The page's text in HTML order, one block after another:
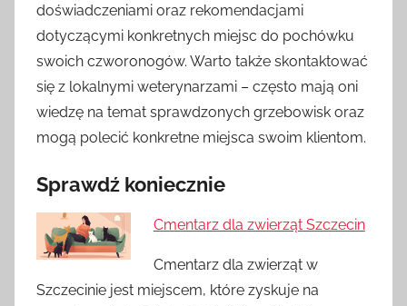
doświadczeniami oraz rekomendacjami
dotyczącymi konkretnych miejsc do pochówku
swoich czworonogów. Warto także skontaktować
się z lokalnymi weterynarzami – często mają oni
wiedzę na temat sprawdzonych grzebowisk oraz
mogą polecić konkretne miejsca swoim klientom.
Sprawdź koniecznie
Cmentarz dla zwierząt Szczecin
Cmentarz dla zwierząt w
Szczecinie jest miejscem, które zyskuje na